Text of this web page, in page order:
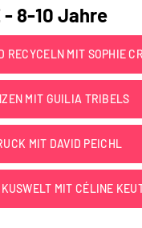
- 8-10 Jahre
RECYCELN MIT SOPHIE
MIT GUILIA TRIBELS
MIT DAVID PEICHL
MIT CÉLINE